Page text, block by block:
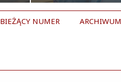
BIEŻĄCY NUMER ARCHIWUM